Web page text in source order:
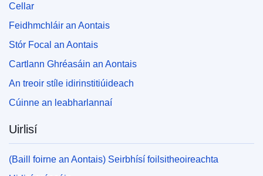
Cellar
Feidhmchláir an Aontais
Stór Focal an Aontais
Cartlann Ghréasáin an Aontais
An treoir stíle idirinstitiúideach
Cúinne an leabharlannaí
Uirlisí
(Baill foirne an Aontais) Seirbhísí foilsitheoireachta